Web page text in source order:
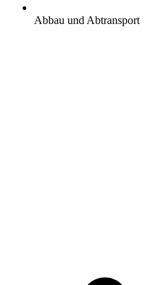
Abbau und Abtransport